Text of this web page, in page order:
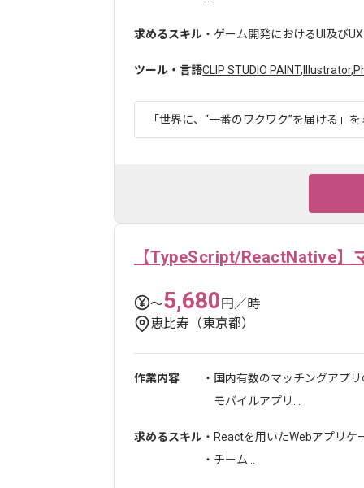
求めるスキル ・ゲーム開発におけるUI及び
ツール・言語CLIP STUDIO PAINT, Illustrator,
「世界に、“一番のワクワク”を届ける」
【TypeScript/ReactNative】
〜5,680円／時
恵比寿（東京都）
作業内容
・国内有数のマッチングアプ
モバイルアプリ...
求めるスキル ・Reactを用いたWebアプリ
・チーム...